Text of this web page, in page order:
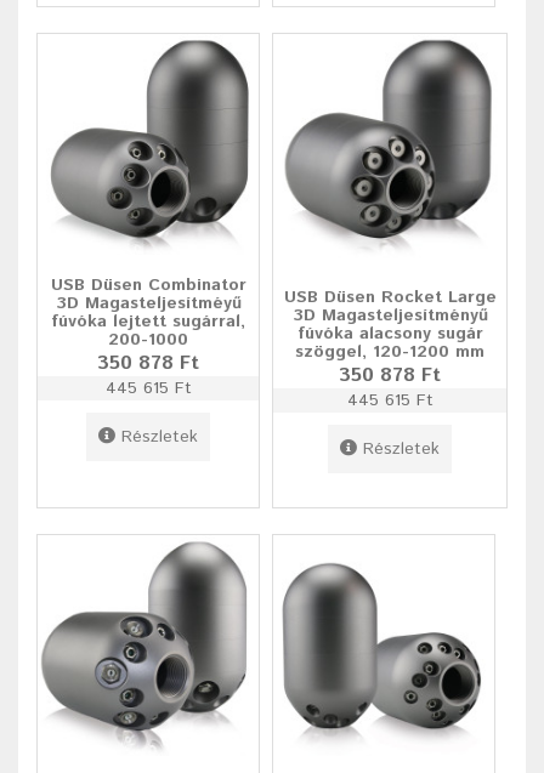
USB Düsen Combinator
3D Magasteljesítméyű
fúvóka lejtett sugárral,
200-1000
350 878 Ft
445 615 Ft
Részletek
USB Düsen Rocket Large
3D Magasteljesítményű
fúvóka alacsony sugár
szöggel, 120-1200 mm
350 878 Ft
445 615 Ft
Részletek